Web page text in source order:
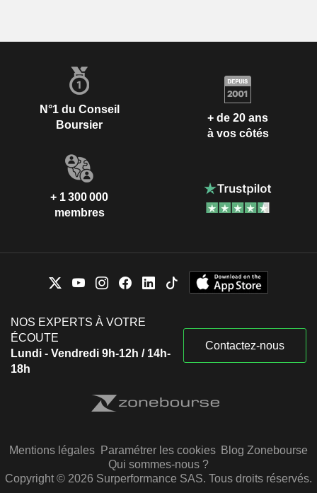
N°1 du Conseil
Boursier
+ de 20 ans
à vos côtés
+ 1 300 000
membres
NOS EXPERTS À VOTRE
ÉCOUTE
Lundi - Vendredi 9h-12h / 14h-
18h
Contactez-nous
Mentions légales Paramétrer les cookies Blog Zonebourse
Qui sommes-nous ?
Copyright © 2026 Surperformance SAS. Tous droits réservés.